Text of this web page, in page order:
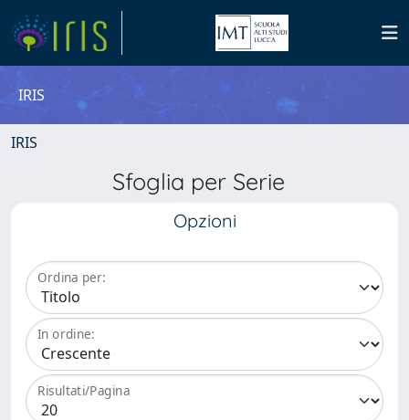
IRIS
IRIS
Sfoglia per Serie
Opzioni
Ordina per:
In ordine:
Risultati/Pagina